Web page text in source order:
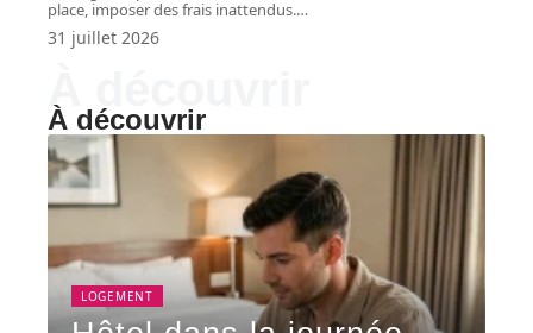
place, imposer des frais inattendus.…
31 juillet 2026
À découvrir
LOGEMENT